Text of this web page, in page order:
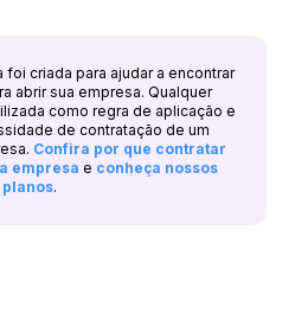
foi criada para ajudar a encontrar
abrir sua empresa. Qualquer
como regra de aplicação e
de contratação de um
Confira por que contratar
empresa e conheça nossos
planos.